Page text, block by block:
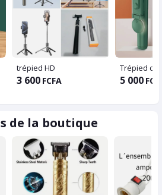
trépied HD
3 600 FCFA 5 000
de la boutique